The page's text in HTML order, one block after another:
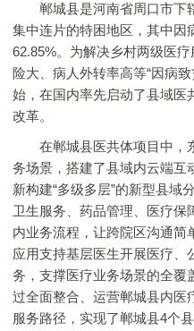
郸城县是河南省周口市下
集中连片的特困地区，其中因
62.85%。为解决乡村两级医
险大、病人外转率高等“因病
始，在国内率先启动了县域医
改革。
在郸城县医共体项目中，
务场景，搭建了县域内云端互
新构建“多级多层”的新型县域
卫生服务、药品管理、医疗保
内业务流程，让跨院区沟通简
应用支持基层医生开展医疗、
务，支撑医疗业务场景的全覆
过全面整合、运营郸城县内医
服务路径，实现了郸城县4个